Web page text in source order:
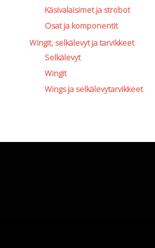
Käsivalaisimet ja strobot
Osat ja komponentit
Wingit, selkälevyt ja tarvikkeet
Selkälevyt
Wingit
Wings ja selkälevytarvikkeet